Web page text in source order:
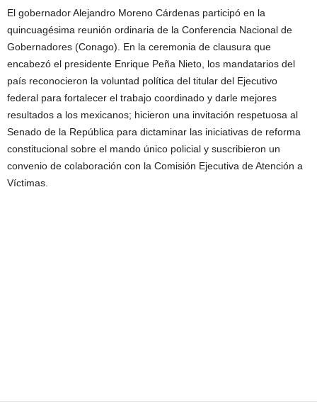
El gobernador Alejandro Moreno Cárdenas participó en la
quincuagésima reunión ordinaria de la Conferencia Nacional de
Gobernadores (Conago). En la ceremonia de clausura que
encabezó el presidente Enrique Peña Nieto, los mandatarios del
país reconocieron la voluntad política del titular del Ejecutivo
federal para fortalecer el trabajo coordinado y darle mejores
resultados a los mexicanos; hicieron una invitación respetuosa al
Senado de la República para dictaminar las iniciativas de reforma
constitucional sobre el mando único policial y suscribieron un
convenio de colaboración con la Comisión Ejecutiva de Atención a
Víctimas.